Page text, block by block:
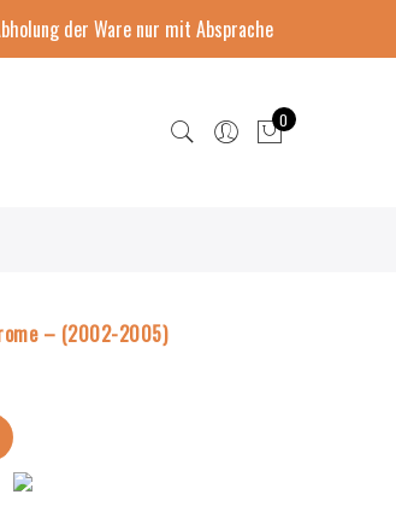
der Ware nur mit Absprache
0
– (2002-2005)